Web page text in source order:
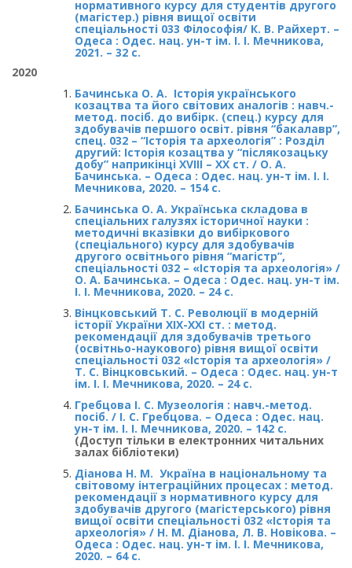
нормативного курсу для студентів другого
(магістер.) рівня вищої освіти
спеціальності 033 Філософія/ К. В. Райхерт. –
Одеса : Одес. нац. ун-т ім. І. І. Мечникова,
2021. – 32 с.
2020
Бачинська О. А. Історія українського
козацтва та його світових аналогів : навч.-
метод. посіб. до вибірк. (спец.) курсу для
здобувачів першого освіт. рівня “бакалавр”,
спец. 032 – “Історія та археологія” : Розділ
другий: Історія козацтва у “післякозацьку
добу” наприкінці ХVIII – ХХ ст. / О. А.
Бачинська. – Одеса : Одес. нац. ун-т ім. І. І.
Мечникова, 2020. – 154 с.
Бачинська О. А. Українська складова в
спеціальних галузях історичної науки :
методичні вказівки до вибіркового
(спеціального) курсу для здобувачів
другого освітнього рівня “магістр”,
спеціальності 032 – «Історія та археологія» /
О. А. Бачинська. – Одеса : Одес. нац. ун-т ім.
І. І. Мечникова, 2020. – 24 с.
Вінцковський Т. С. Революції в модерній
історії України ХІХ-ХХІ ст. : метод.
рекомендації для здобувачів третього
(освітньо-наукового) рівня вищої освіти
спеціальності 032 «Історія та археологія» /
Т. С. Вінцковський. – Одеса : Одес. нац. ун-т
ім. І. І. Мечникова, 2020. – 24 с.
Гребцова І. С. Музеологія : навч.-метод.
посіб. / І. С. Гребцова. – Одеса : Одес. нац.
ун-т ім. І. І. Мечникова, 2020. – 142 с.
(Доступ тільки в електронних читальних
залах бібліотеки)
Діанова Н. М. Україна в національному та
світовому інтеграційних процесах : метод.
рекомендації з нормативного курсу для
здобувачів другого (магістерського) рівня
вищої освіти спеціальності 032 «Історія та
археологія» / Н. М. Діанова, Л. В. Новікова. –
Одеса : Одес. нац. ун-т ім. І. І. Мечникова,
2020. – 64 с.